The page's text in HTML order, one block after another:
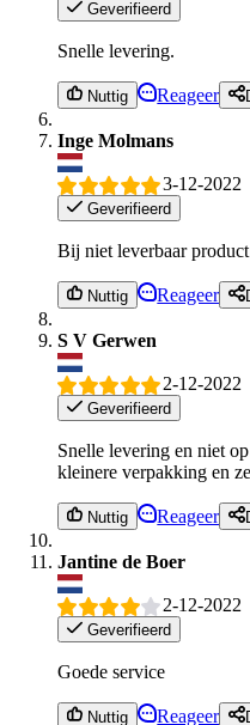
Geverifieerd
Snelle levering.
Nuttig Reageer
Inge Molmans
3-12-2022
Geverifieerd
Bij niet leverbaar
Nuttig Reageer
S V Gerwen
2-12-2022
Geverifieerd
Snelle levering en niet
kleinere verpakking en
Nuttig Reageer
Jantine de Boer
2-12-2022
Geverifieerd
Goede service
Nuttig Reageer